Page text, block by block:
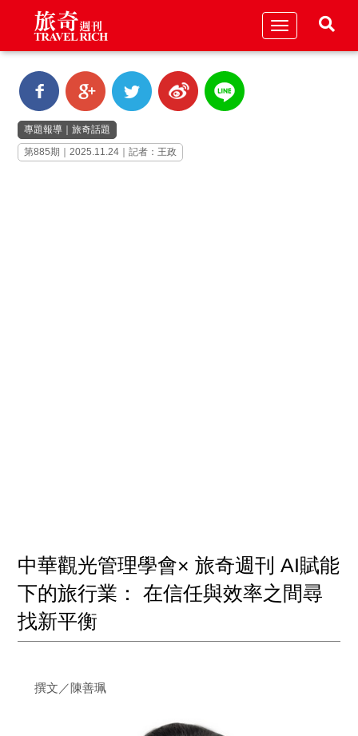
Toggle
專題報導 ｜旅奇話題
第885期｜2025.11.24｜記者：王政
中華觀光管理學會× 旅奇週刊 AI賦能
下的旅行業： 在信任與效率之間尋
找新平衡
撰文／陳善珮